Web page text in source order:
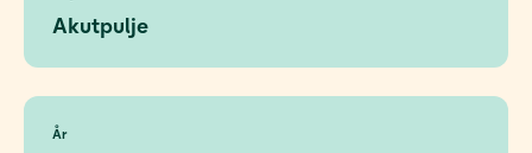
Akutpulje
År